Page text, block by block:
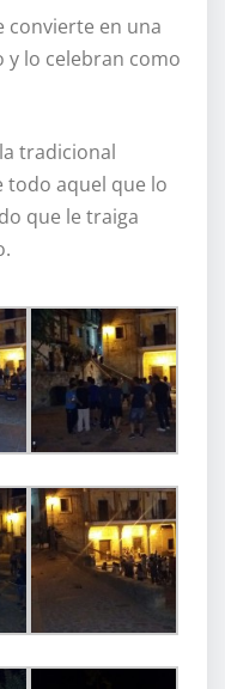
convierte en una
y lo celebran como
tradicional
todo aquel que lo
que le traiga